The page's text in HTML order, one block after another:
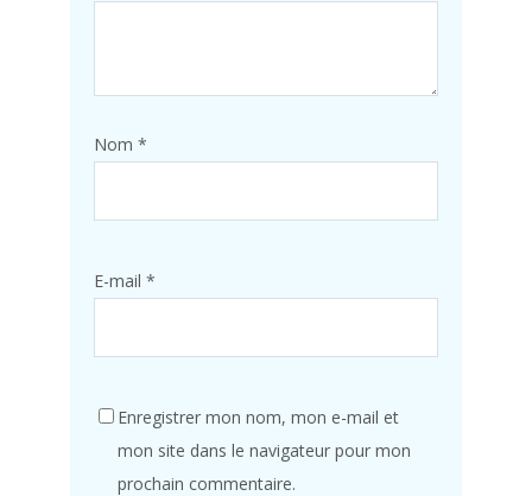
Nom *
E-mail *
Enregistrer mon nom, mon e-mail et
mon site dans le navigateur pour mon
prochain commentaire.